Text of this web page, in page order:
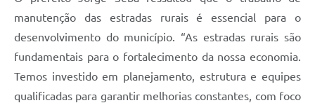
manutenção das estradas rurais é essencial para o
desenvolvimento do município. “As estradas rurais são
fundamentais para o fortalecimento da nossa economia.
Temos investido em planejamento, estrutura e equipes
qualificadas para garantir melhorias constantes, com foco